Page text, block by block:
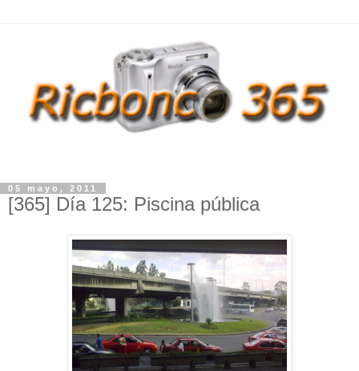
05 mayo, 2011
[365] Día 125: Piscina pública